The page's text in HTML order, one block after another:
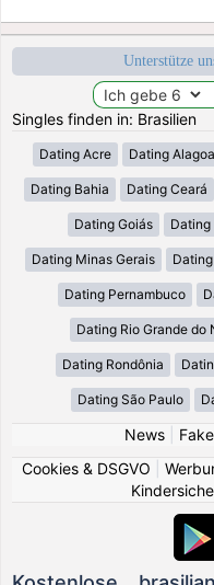
Unterstütze
Singles finden in: Brasilien
Dating Acre Dating
Dating Bahia Dating Ceará
Dating Goiás
Dating Minas Gerais
Dating Pernambuco
Dating Rio Grande do
Dating Rondônia
Dating São Paulo
News|
Cookies & DSGVO